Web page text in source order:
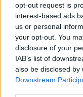
opt-out request is
interest-based ads
us or personal
your opt-out. You
disclosure of your
IAB’s list of
also be disclosed
Downstream